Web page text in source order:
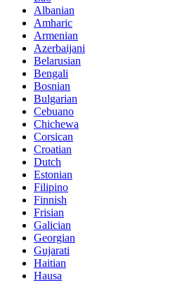
Albanian
Amharic
Armenian
Azerbaijani
Belarusian
Bengali
Bosnian
Bulgarian
Cebuano
Chichewa
Corsican
Croatian
Dutch
Estonian
Filipino
Finnish
Frisian
Galician
Georgian
Gujarati
Haitian
Hausa